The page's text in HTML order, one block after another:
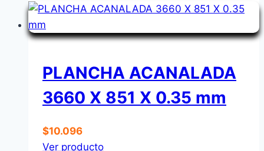
PLANCHA ACANALADA
3660 X 851 X 0.35 mm
$10.096
Ver producto